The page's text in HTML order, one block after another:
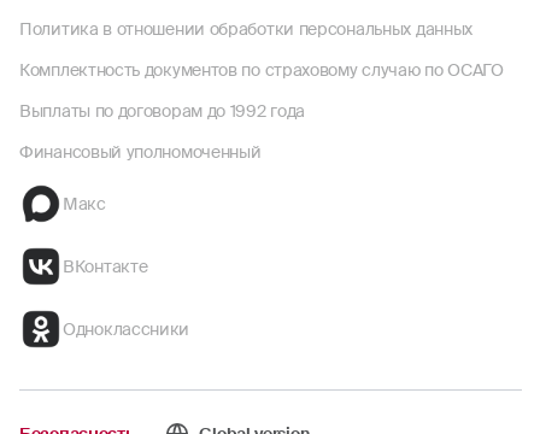
Политика в отношении обработки персональных данных
Комплектность документов по страховому случаю по ОСАГО
Выплаты по договорам до 1992 года
Финансовый уполномоченный
Макс
ВКонтакте
Одноклассники